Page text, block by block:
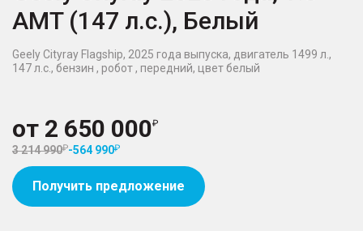
AMT (147 л.с.), Белый
Geely Cityray Flagship, 2025 года выпуска, двигатель 1499 л.,
147 л.с., бензин , робот , передний, цвет белый
от 2 650 000
3 214 990 -564 990
Получить предложение